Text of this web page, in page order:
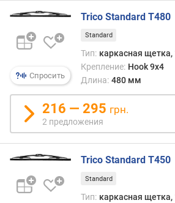
ы
в
а
п
о
д
а
т
е
д
о
б
Спросить
Trico Standard T480
Standard
Тип: каркасная щетка,
Крепление: Hook 9x4
Длина: 480 мм
216 — 295 грн.
2 предложения
Trico Standard T450
Standard
Тип: каркасная щетка,